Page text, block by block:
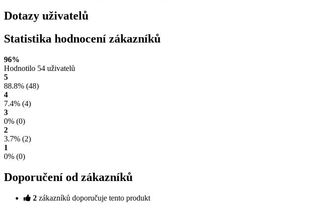
Dotazy uživatelů
Statistika hodnocení zákazníků
96%
Hodnotilo 54 uživatelů
5
88.8% (48)
4
7.4% (4)
3
0% (0)
2
3.7% (2)
1
0% (0)
Doporučení od zákazníků
2 zákazníků doporučuje tento produkt